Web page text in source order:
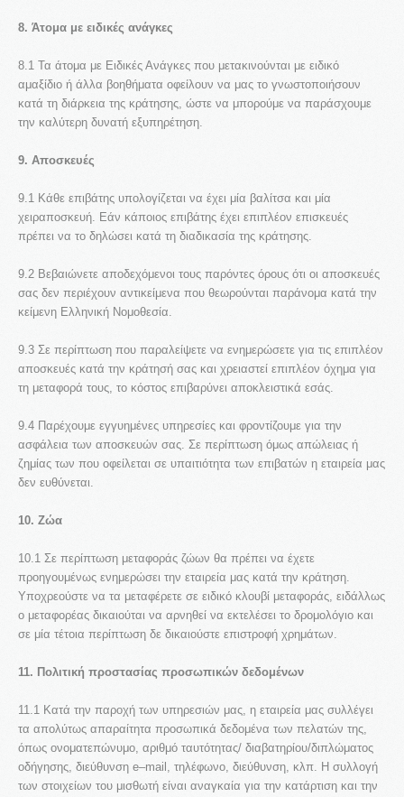
8. Άτομα με ειδικές ανάγκες
8.1 Τα άτομα με Ειδικές Ανάγκες που μετακινούνται με ειδικό
αμαξίδιο ή άλλα βοηθήματα οφείλουν να μας το γνωστοποιήσουν
κατά τη διάρκεια της κράτησης, ώστε να μπορούμε να παράσχουμε
την καλύτερη δυνατή εξυπηρέτηση.
9. Αποσκευές
9.1 Κάθε επιβάτης υπολογίζεται να έχει μία βαλίτσα και μία
χειραποσκευή. Εάν κάποιος επιβάτης έχει επιπλέον επισκευές
πρέπει να το δηλώσει κατά τη διαδικασία της κράτησης.
9.2 Βεβαιώνετε αποδεχόμενοι τους παρόντες όρους ότι οι αποσκευές
σας δεν περιέχουν αντικείμενα που θεωρούνται παράνομα κατά την
κείμενη Ελληνική Νομοθεσία.
9.3 Σε περίπτωση που παραλείψετε να ενημερώσετε για τις επιπλέον
αποσκευές κατά την κράτησή σας και χρειαστεί επιπλέον όχημα για
τη μεταφορά τους, το κόστος επιβαρύνει αποκλειστικά εσάς.
9.4 Παρέχουμε εγγυημένες υπηρεσίες και φροντίζουμε για την
ασφάλεια των αποσκευών σας. Σε περίπτωση όμως απώλειας ή
ζημίας των που οφείλεται σε υπαιτιότητα των επιβατών η εταιρεία μας
δεν ευθύνεται.
10. Ζώα
10.1 Σε περίπτωση μεταφοράς ζώων θα πρέπει να έχετε
προηγουμένως ενημερώσει την εταιρεία μας κατά την κράτηση.
Υποχρεούστε να τα μεταφέρετε σε ειδικό κλουβί μεταφοράς, ειδάλλως
ο μεταφορέας δικαιούται να αρνηθεί να εκτελέσει το δρομολόγιο και
σε μία τέτοια περίπτωση δε δικαιούστε επιστροφή χρημάτων.
11. Πολιτική προστασίας προσωπικών δεδομένων
11.1 Κατά την παροχή των υπηρεσιών μας, η εταιρεία μας συλλέγει
τα απολύτως απαραίτητα προσωπικά δεδομένα των πελατών της,
όπως ονοματεπώνυμο, αριθμό ταυτότητας/ διαβατηρίου/διπλώματος
οδήγησης, διεύθυνση e–mail, τηλέφωνο, διεύθυνση, κλπ. Η συλλογή
των στοιχείων του μισθωτή είναι αναγκαία για την κατάρτιση και την